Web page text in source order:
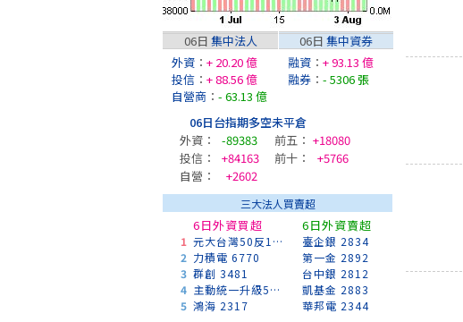
06日 集中法人
外資 ： + 20.20 億
投信 ： + 88.56 億
自營商 ： - 63.13 億
06日 集中資券
融資 ： + 93.13 億
融券 ： - 5306 張
06日台指期多空未平倉
外資：
-89383 前五： +18080
投信：
+84163 前十：
+5766
自營：
+2602
三大法人買賣超
1
2
3
4
5
6日外資買超
元大台灣50反1 00632R
力積電 6770
群創 3481
主動統一升級50 00403A
鴻海 2317
6日外資賣超
臺企銀 2834
第一金 2892
台中銀 2812
凱基金 2883
華邦電 2344